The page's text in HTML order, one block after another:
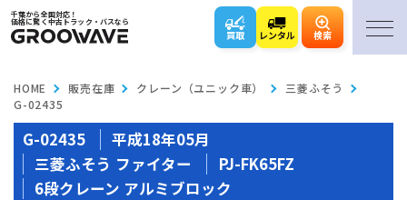
千葉から全国対応！
価格に驚く中古トラック・バスなら
買取 レンタル 検索
HOME 販売在庫 クレーン（ユニック車）
三菱ふそう
G-02435
G-02435
平成18年05月
三菱ふそう ファイター
PJ-FK65FZ
6段クレーン アルミブロック